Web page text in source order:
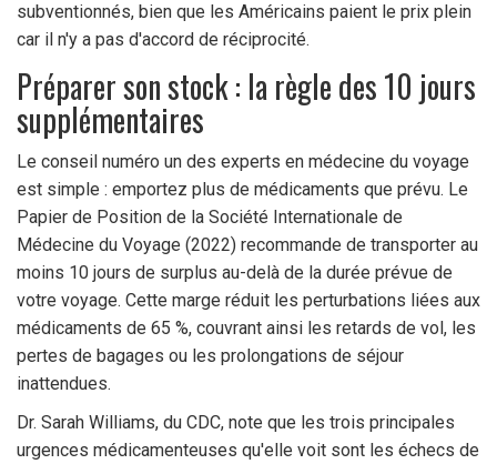
subventionnés, bien que les Américains paient le prix plein
car il n'y a pas d'accord de réciprocité.
Préparer son stock : la règle des 10 jours
supplémentaires
Le conseil numéro un des experts en médecine du voyage
est simple : emportez plus de médicaments que prévu. Le
Papier de Position de la Société Internationale de
Médecine du Voyage (2022) recommande de transporter au
moins 10 jours de surplus au-delà de la durée prévue de
votre voyage. Cette marge réduit les perturbations liées aux
médicaments de 65 %, couvrant ainsi les retards de vol, les
pertes de bagages ou les prolongations de séjour
inattendues.
Dr. Sarah Williams, du CDC, note que les trois principales
urgences médicamenteuses qu'elle voit sont les échecs de